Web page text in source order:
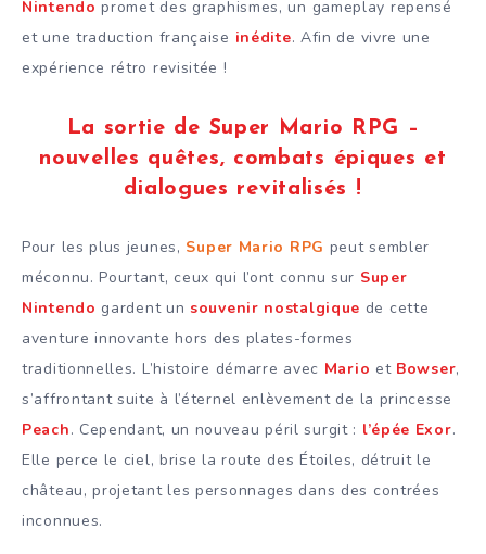
Nintendo promet des graphismes, un gameplay repensé
et une traduction française inédite. Afin de vivre une
expérience rétro revisitée !
La sortie de Super Mario RPG –
nouvelles quêtes, combats épiques et
dialogues revitalisés !
Pour les plus jeunes, Super Mario RPG peut sembler
méconnu. Pourtant, ceux qui l’ont connu sur Super
Nintendo gardent unsouvenir nostalgique de cette
aventure innovante hors des plates-formes
traditionnelles. L’histoire démarre avec Mario et Bowser,
s’affrontant suite à l’éternel enlèvement de la princesse
Peach. Cependant, un nouveau péril surgit : l’épée Exor.
Elle perce le ciel, brise la route des Étoiles, détruit le
château, projetant les personnages dans des contrées
inconnues.